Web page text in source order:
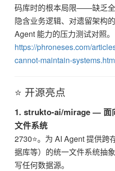
码库时的根本局限——缺乏
隐含业务逻辑、对遗留架构
Agent 能力的压力测试对照。
https://phroneses.com/
cannot-maintain-
⭐ 开源亮点
1. strukto-ai/mirage — 面
文件系统
2730⭐。为 AI Agent 提供
据库等）的统一文件系统抽
写任何数据源。